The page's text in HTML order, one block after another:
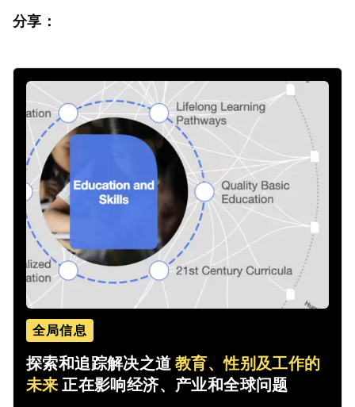
分享：
全局信息
探索和追踪解决之道教育、性别及工作的
未来 正在影响经济、产业和全球问题